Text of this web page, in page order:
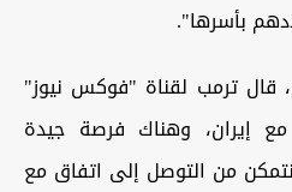
بأسرها".
ترمب لقناة "فوكس نيوز"
مع إيران، وهناك فرصة جيدة
من التوصل إلى اتفاق مع